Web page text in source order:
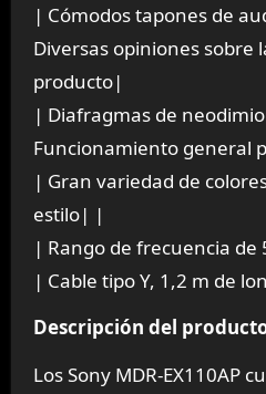
| Cómodos tapones de
Diversas opiniones sobre
producto|
| Diafragmas de
Funcionamiento general
| Gran variedad de
estilo| |
| Rango de frecuencia de
| Cable tipo Y, 1,2 m de
Descripción del
Los Sony MDR-EX110AP